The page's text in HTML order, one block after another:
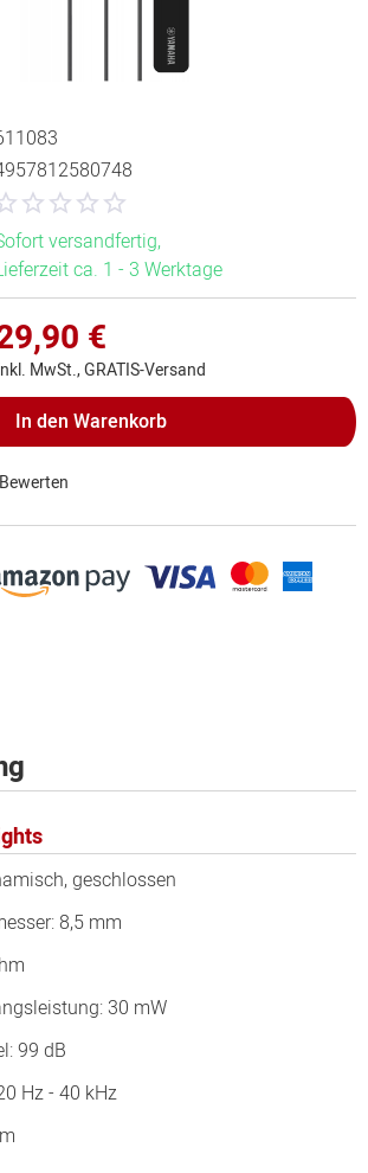
versandfertig,
ca. 1 - 3 Werktage
€
MwSt., GRATIS-Versand
In den Warenkorb
Bewerten
geschlossen
8,5 mm
30 mW
99 dB
Hz - 40 kHz